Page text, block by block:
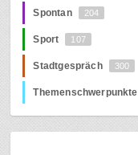
Spontan 204
Sport 107
Stadtgespräch 300
Themenschwerpunkte